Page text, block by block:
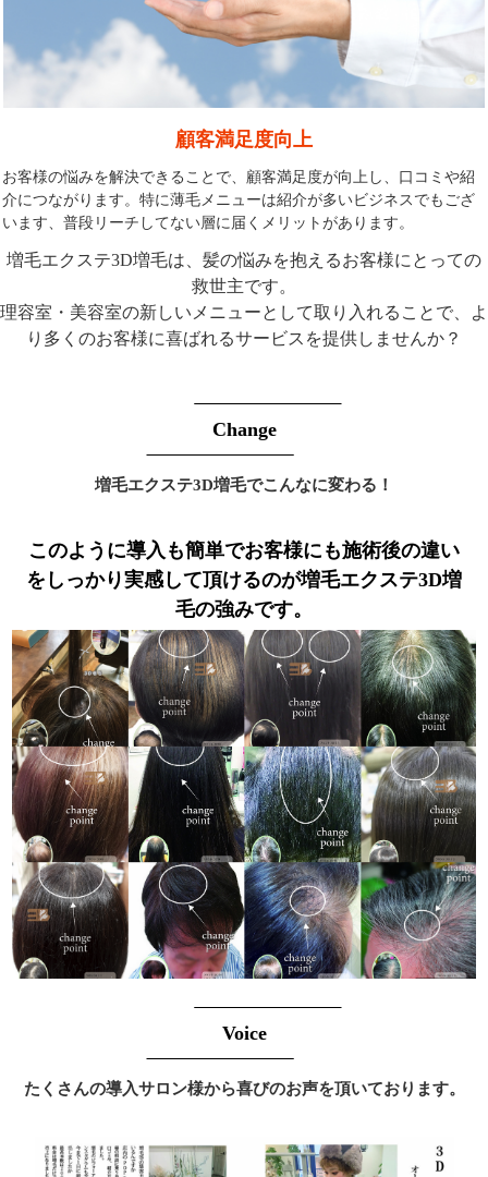
顧客満足度向上
お客様の悩みを解決できることで、顧客満足度が向上し、口コミや紹
介につながります。特に薄毛メニューは紹介が多いビジネスでもござ
います、普段リーチしてない層に届くメリットがあります。
増毛エクステ3D増毛は、髪の悩みを抱えるお客様にとっての
救世主です。
理容室・美容室の新しいメニューとして取り入れることで、よ
り多くのお客様に喜ばれるサービスを提供しませんか？
Change
増毛エクステ3D増毛でこんなに変わる！
このように導入も簡単でお客様にも施術後の違い
をしっかり実感して頂けるのが増毛エクステ3D増
毛の強みです。
Voice
たくさんの導入サロン様から喜びのお声を頂いております。